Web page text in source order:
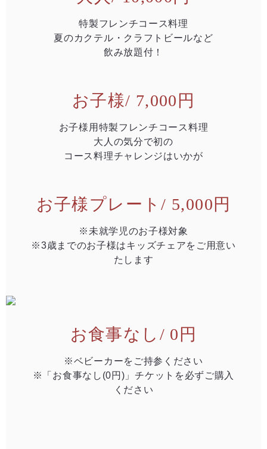
特製フレンチコース料理​
夏のカクテル・クラフトビールなど​
飲み放題付！​
お子様/ 7,000円
お子様用特製フレンチコース料理​​
大人の気分で初の​​
コース料理チャレンジはいかが​
お子様プレート/ 5,000円
※未就学児のお子様対象
※3歳までのお子様はキッズチェアをご用意い
たします
お食事なし/ 0円
※ベビーカーをご持参ください
※「お食事なし(0円)」チケットを必ずご購入
ください